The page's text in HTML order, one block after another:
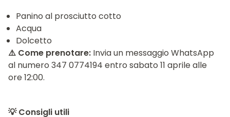
​Panino al prosciutto cotto
Acqua
Dolcetto
⚠️ Come prenotare: Invia un messaggio WhatsApp
al numero 347 0774194 entro sabato 11 aprile alle
ore 12:00.
​💡 Consigli utili